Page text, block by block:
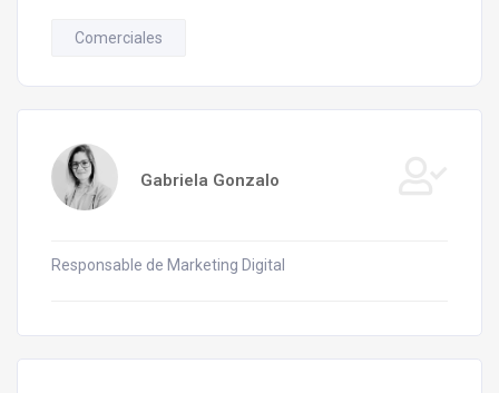
Comerciales
Gabriela Gonzalo
Responsable de Marketing Digital